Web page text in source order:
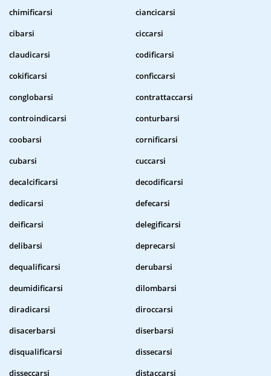
chimificarsi
ciancicarsi
cibarsi
ciccarsi
claudicarsi
codificarsi
cokificarsi
conficcarsi
conglobarsi
contrattaccarsi
controindicarsi
conturbarsi
coobarsi
cornificarsi
cubarsi
cuccarsi
decalcificarsi
decodificarsi
dedicarsi
defecarsi
deificarsi
delegificarsi
delibarsi
deprecarsi
dequalificarsi
derubarsi
deumidificarsi
dilombarsi
diradicarsi
diroccarsi
disacerbarsi
diserbarsi
disqualificarsi
dissecarsi
disseccarsi
distaccarsi